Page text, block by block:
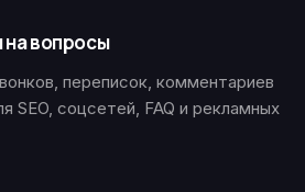
на вопросы
переписок, комментариев
SEO, соцсетей, FAQ и рекламных